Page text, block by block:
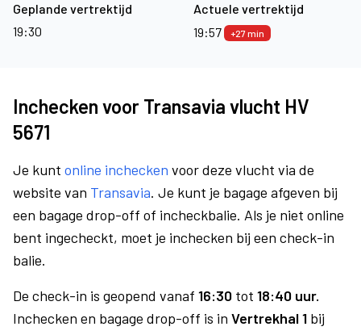
Geplande vertrektijd
19:30
Actuele vertrektijd
19:57
+27 min
Inchecken voor Transavia vlucht HV
5671
Je kunt online inchecken voor deze vlucht via de
website van Transavia. Je kunt je bagage afgeven bij
een bagage drop-off of incheckbalie. Als je niet online
bent ingecheckt, moet je inchecken bij een check-in
balie.
De check-in is geopend vanaf 16:30 tot 18:40 uur.
Inchecken en bagage drop-off is in Vertrekhal 1 bij